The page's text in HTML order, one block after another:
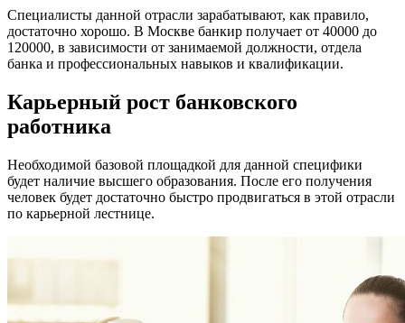
Специалисты данной отрасли зарабатывают, как правило,
достаточно хорошо. В Москве банкир получает от 40000 до
120000, в зависимости от занимаемой должности, отдела
банка и профессиональных навыков и квалификации.
Карьерный рост банковского
работника
Необходимой базовой площадкой для данной специфики
будет наличие высшего образования. После его получения
человек будет достаточно быстро продвигаться в этой отрасли
по карьерной лестнице.